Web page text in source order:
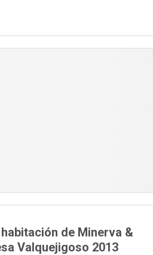
de Minerva &
Valquejigoso 2013